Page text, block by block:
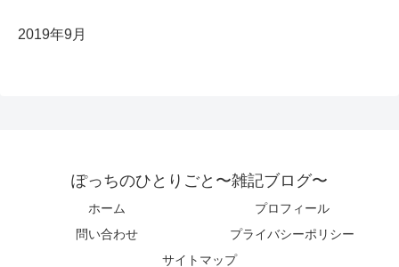
2019年9月
ぽっちのひとりごと〜雑記ブログ〜
ホーム
プロフィール
問い合わせ
プライバシーポリシー
サイトマップ